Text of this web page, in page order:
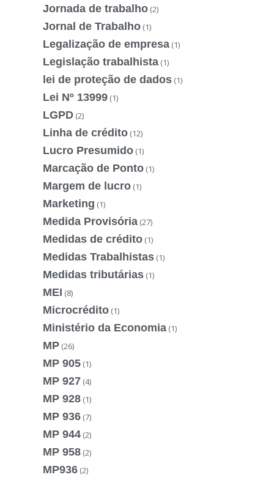
Jornada de trabalho (2)
Jornal de Trabalho (1)
Legalização de empresa (1)
Legislação trabalhista (1)
lei de proteção de dados (1)
Lei Nº 13999 (1)
LGPD (2)
Linha de crédito (12)
Lucro Presumido (1)
Marcação de Ponto (1)
Margem de lucro (1)
Marketing (1)
Medida Provisória (27)
Medidas de crédito (1)
Medidas Trabalhistas (1)
Medidas tributárias (1)
MEI (8)
Microcrédito (1)
Ministério da Economia (1)
MP (26)
MP 905 (1)
MP 927 (4)
MP 928 (1)
MP 936 (7)
MP 944 (2)
MP 958 (2)
MP936 (2)